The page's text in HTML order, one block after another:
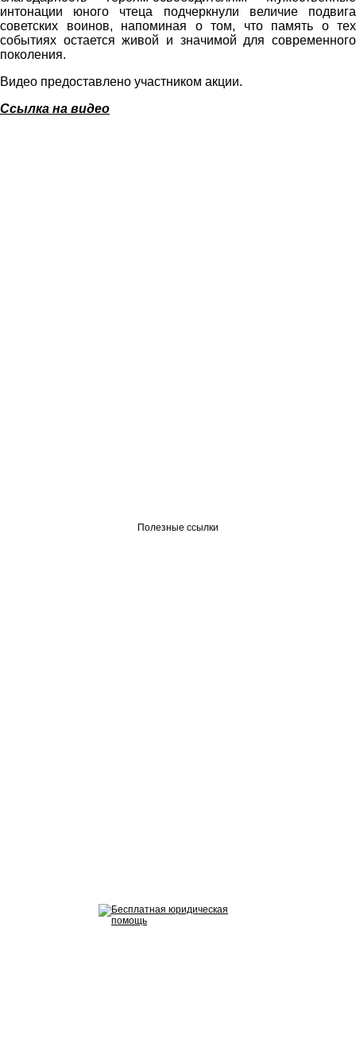
интонации юного чтеца подчеркнули величие подвига
советских воинов, напоминая о том, что память о тех
событиях остается живой и значимой для современного
поколения.
Видео предоставлено участником акции.
Ссылка на видео
Полезные ссылки